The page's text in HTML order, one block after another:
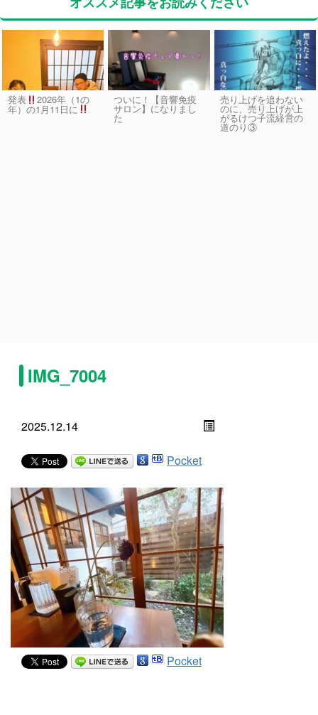
発表 2026年（1の
年）の1月11日に
ついに！【音響免疫
サロン】になりまし
た
売り上げを追わない
のに、売り上げが上
がるけつ子流経営の
道のり③
IMG_7004
2025.12.14
Pocket
Pocket